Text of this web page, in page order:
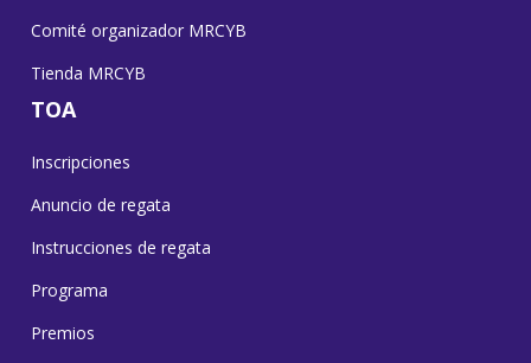
Comité organizador MRCYB
Tienda MRCYB
TOA
Inscripciones
Anuncio de regata
Instrucciones de regata
Programa
Premios